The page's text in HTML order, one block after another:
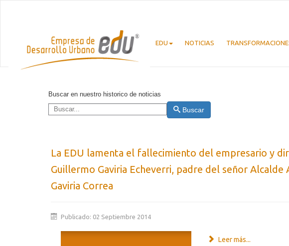
EDU NOTICIAS
Buscar en nuestro historico de noticias
Buscar
La EDU lamenta el fallecimiento del empresario y
Guillermo Gaviria Echeverri, padre del señor Alcalde
Gaviria Correa
Publicado: 02 Septiembre 2014
Leer más...